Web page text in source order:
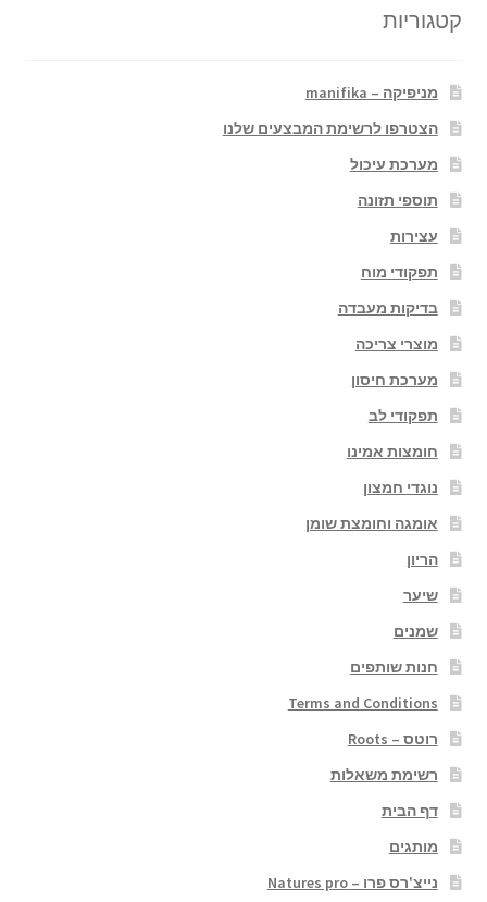
קטגוריות
מניפיקה – manifika
הצטרפו לרשימת המבצעים שלנו
מערכת עיכול
תוספי תזונה
עצירות
תפקודי מוח
בדיקות מעבדה
מוצרי צריכה
מערכת חיסון
תפקודי לב
חומצות אמינו
נוגדי חמצון
אומגה וחומצת שומן
הריון
שיער
שמנים
חנות שותפים
Terms and Conditions
רוטס – Roots
רשימת משאלות
דף הבית
מותגים
נייצ'רס פרו – Natures pro